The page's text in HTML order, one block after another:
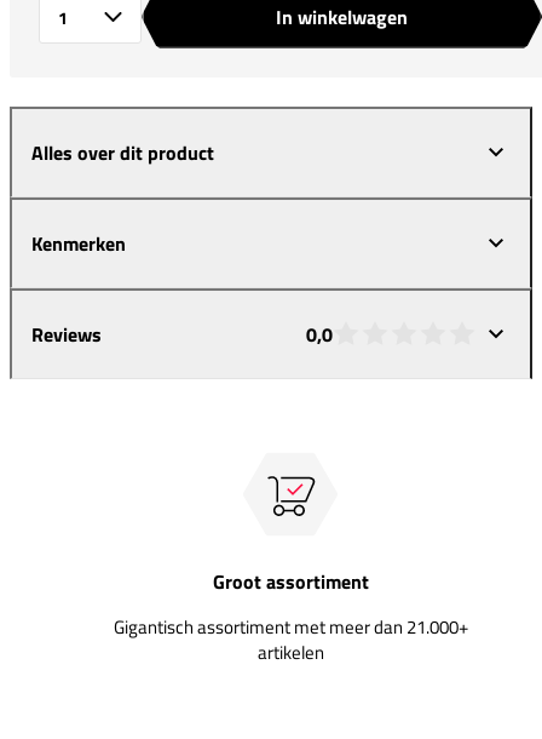
In winkelwagen
Alles over dit product
Kenmerken
Reviews 0,0
Groot assortiment
Gigantisch assortiment met meer dan 21.000+
artikelen